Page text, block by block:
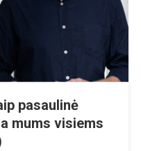
pasaulinė
mums visiems